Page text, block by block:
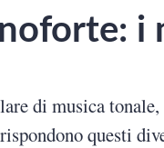
i
di musica
questi